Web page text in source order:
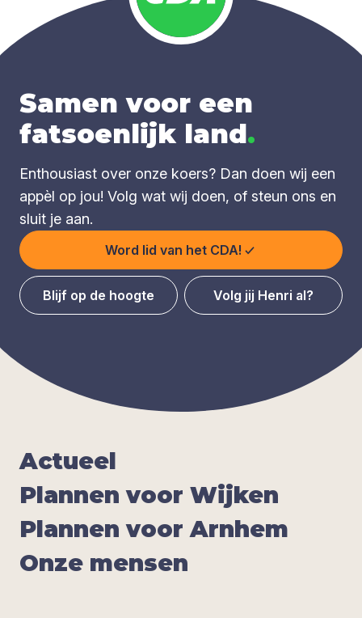
Samen voor een
fatsoenlijk land.
Enthousiast over onze koers? Dan doen wij een
appèl op jou! Volg wat wij doen, of steun ons en
sluit je aan.
Word lid van het CDA!
Blijf op de hoogte Volg jij Henri al?
Actu­eel
Plan­nen voor Wij­ken
Plan­nen voor Arn­hem
Onze men­sen